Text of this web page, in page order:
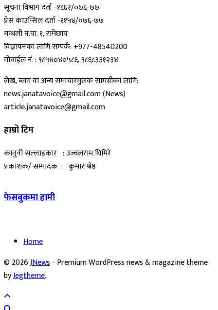
सूचना विभाग दर्ता -१८६२/०७६-७७
प्रेस काउन्सिल दर्ता -११५४/०७६-७७
मन्थली न.पा. १, रामेछाप
विज्ञापनका लागि सम्पर्क: +977-48540200
मोबाईल नं. : ९८५४०४०५८६, ९८६८३३१२३४
लेख, ब्लग वा अन्य समाचारमुलक सामग्रीका लागि:
news.janatavoice@gmail.com (News)
article.janatavoice@gmail.com
हाम्रो टिम
कानुनी सल्लाहकार : उज्वलराम घिमिरे
प्रकाशक/ सम्पादक : कुमार श्रेष्ठ
फेसबुकमा हामी
Home
© 2026JNews- Premium WordPress news & magazine theme
byJegtheme.